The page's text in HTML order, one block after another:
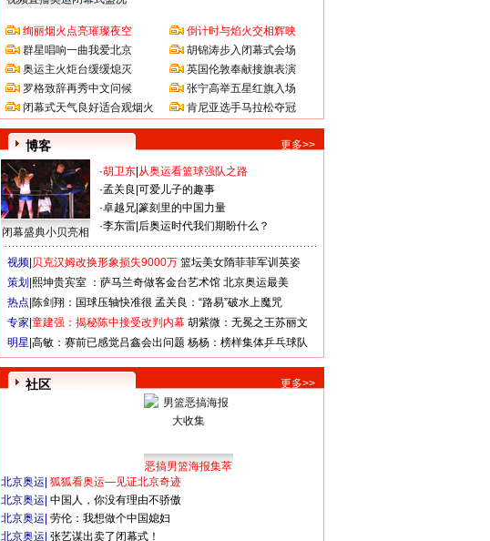
绚丽烟火点亮璀璨夜空
群星唱响一曲我爱北京
奥运主火炬台缓缓熄灭
罗格致辞再秀中文问候
闭幕式天气良好适合观烟火
倒计时与焰火交相辉映
胡锦涛步入闭幕式会场
英国伦敦奉献接旗表演
张宁高举五星红旗入场
肯尼亚选手马拉松夺冠
博客 更多>>
闭幕盛典小贝亮相
·胡卫东 从奥运看篮球强队之路
·孟关良 可爱儿子的趣事
·卓越兄 篆刻里的中国力量
·李东雷 后奥运时代我们期盼什么？
视频| 贝克汉姆改换形象损失9000万 篮坛美女隋菲菲军训英姿
策划| 熙坤贵宾室 ：萨马兰奇做客金台艺术馆 北京奥运最美
热点| 陈剑翔：国球压轴快准很 孟关良：“路易”破水上魔咒
专家| 童建强：揭秘陈中接受改判内幕 胡紫微：无冕之王苏丽文
明星| 高敏：赛前已感觉吕鑫会出问题 杨杨：榜样集体乒乓球队
社区 更多>>
恶搞男篮海报集萃
北京奥运 狐狐看奥运—见证北京奇迹
北京奥运 中国人，你没有理由不骄傲
北京奥运 劳伦：我想做个中国媳妇
北京奥运 张艺谋出卖了闭幕式！